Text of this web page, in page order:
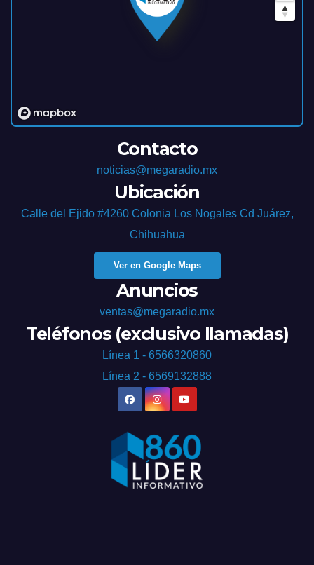
Contacto
noticias@megaradio.mx
Ubicación
Calle del Ejido #4260 Colonia Los Nogales Cd Juárez,
Chihuahua
Ver en Google Maps
Anuncios
ventas@megaradio.mx
Teléfonos (exclusivo llamadas)
Línea 1 - 6566320860
Línea 2 - 6569132888